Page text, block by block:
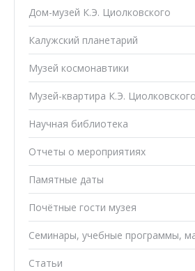
Дом-музей К.Э. Циолковского
Калужский планетарий
Музей космонавтики
Музей-квартира К.Э. Циолковского
Научная библиотека
Отчеты о мероприятиях
Памятные даты
Почётные гости музея
Семинары, учебные программы,
Статьи